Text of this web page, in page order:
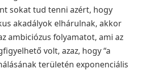
sokat tud tenni azért, hogy
akadályok elhárulnak, akkor
ambiciózus folyamatot, ami az
volt, azaz, hogy “a
területén exponenciális